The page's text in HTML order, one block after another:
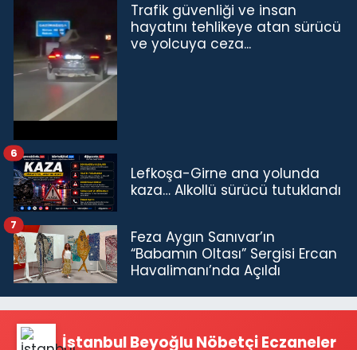
Trafik güvenliği ve insan
hayatını tehlikeye atan sürücü
ve yolcuya ceza...
Lefkoşa-Girne ana yolunda
kaza… Alkollü sürücü tutuklandı
6
Feza Aygın Sanıvar’ın
“Babamın Oltası” Sergisi Ercan
Havalimanı’nda Açıldı
7
İstanbul Beyoğlu Nöbetçi Eczaneler